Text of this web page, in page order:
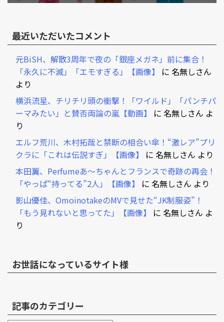
最近いただいたコメント
元BiSH、解散3周年で夜の「銀座メガネ」前に集合！
「永久に不滅」「エモすぎる」【画像】
に 名無しさん
より
横浜流星、チリチリ頭の衝撃！「ワイルド」「パンチパ
ーマみたい」と賛否両論の嵐【動画】
に 名無しさん よ
り
エルフ荒川、木村拓哉と禁断の相合い傘！“激レア”プリ
クラに「これは伝説すぎ」【画像】
に 名無しさん より
本田翼、Perfumeあ～ちゃんとフランスで奇跡の再会！
「やっぱ“持ってる”2人」【画像】
に 名無しさん より
影山優佳、OmoinotakeのMVで見せた“JK制服姿”！
「もう見れないと思ってた」【画像】
に 名無しさん よ
り
お世話になっているサイト様
記事のカテゴリー